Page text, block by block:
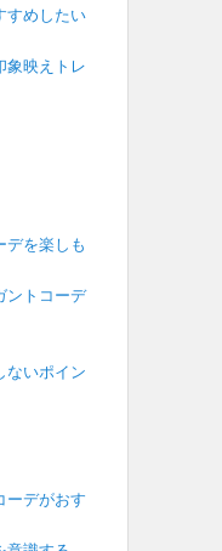
すめしたい
象映えトレ
デを楽しも
ントコーデ
ないポイン
ーデがおす